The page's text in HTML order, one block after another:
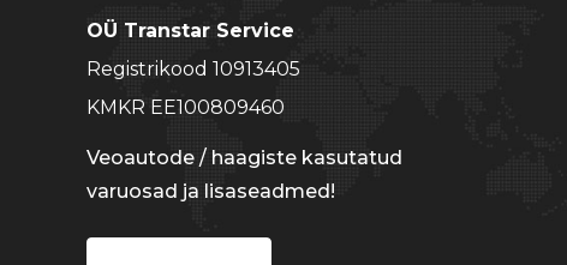
OÜ Transtar Service
Registrikood 10913405
KMKR EE100809460
Veoautode / haagiste kasutatud
varuosad ja lisaseadmed!